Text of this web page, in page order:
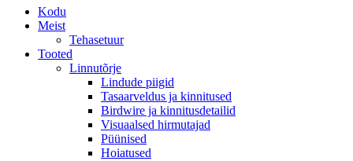
Kodu
Meist
Tehasetuur
Tooted
Linnutõrje
Lindude piigid
Tasaarveldus ja kinnitused
Birdwire ja kinnitusdetailid
Visuaalsed hirmutajad
Püünised
Hoiatused